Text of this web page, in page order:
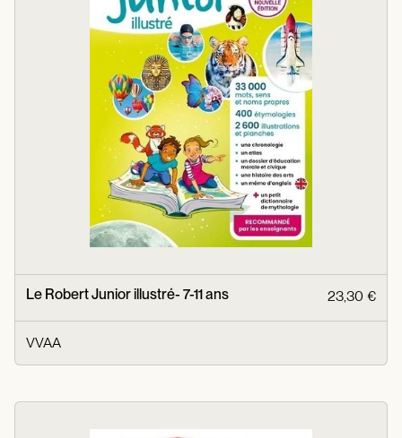
Le Robert Junior illustré- 7-11 ans 23,30 €
VVAA